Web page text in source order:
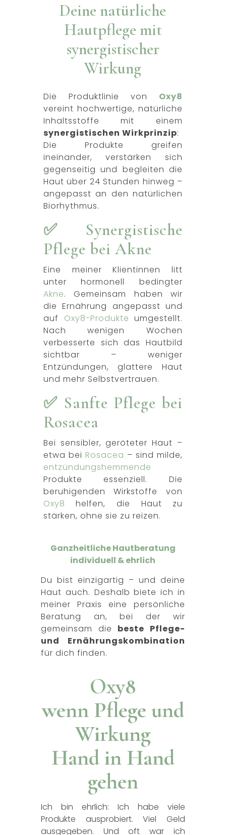
Deine natürliche
Hautpflege mit
synergistischer
Wirkung
Die Produktlinie von Oxy8
vereint hochwertige, natürliche
Inhaltsstoffe mit einem
synergistischen Wirkprinzip:
Die Produkte greifen
ineinander, verstärken sich
gegenseitig und begleiten die
Haut über 24 Stunden hinweg –
angepasst an den natürlichen
Biorhythmus.
✅ Synergistische
Pflege bei Akne
Eine meiner Klientinnen litt
unter hormonell bedingter
Akne. Gemeinsam haben wir
die Ernährung angepasst und
auf Oxy8-Produkte umgestellt.
Nach wenigen Wochen
verbesserte sich das Hautbild
sichtbar – weniger
Entzündungen, glattere Haut
und mehr Selbstvertrauen.
✅ Sanfte Pflege bei
Rosacea
Bei sensibler, geröteter Haut –
etwa bei Rosacea – sind milde,
entzündungshemmende
Produkte essenziell. Die
beruhigenden Wirkstoffe von
Oxy8 helfen, die Haut zu
stärken, ohne sie zu reizen.
Ganzheitliche Hautberatung
individuell & ehrlich
Du bist einzigartig – und deine
Haut auch. Deshalb biete ich in
meiner Praxis eine persönliche
Beratung an, bei der wir
gemeinsam die beste Pflege-
und Ernährungskombination
für dich finden.
Oxy8
wenn Pflege und
Wirkung
Hand in Hand
gehen
Ich bin ehrlich: Ich habe viele
Produkte ausprobiert. Viel Geld
ausgegeben. Und oft war ich